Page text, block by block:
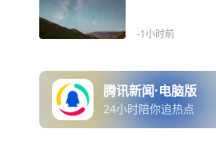
-1小时前
腾讯新闻·电脑版
24小时陪你追热点